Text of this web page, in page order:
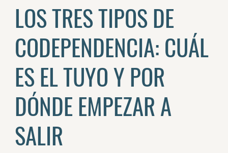
LOS TRES TIPOS DE
CODEPENDENCIA: CUÁL
ES EL TUYO Y POR
DÓNDE EMPEZAR A
SALIR